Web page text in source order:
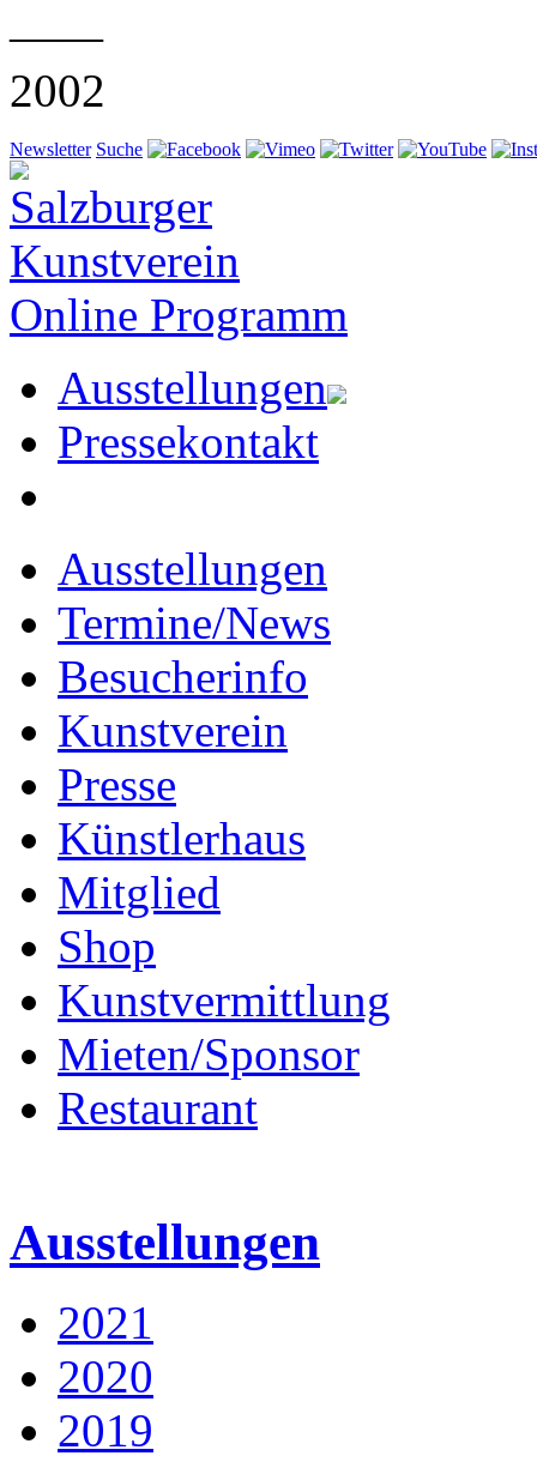
——
2002
Newsletter Suche
Online Programm
Ausstellungen
Pressekontakt
Ausstellungen
Termine/News
Besucherinfo
Kunstverein
Presse
Künstlerhaus
Mitglied
Shop
Kunstvermittlung
Mieten/Sponsor
Restaurant
Ausstellungen
2021
2020
2019